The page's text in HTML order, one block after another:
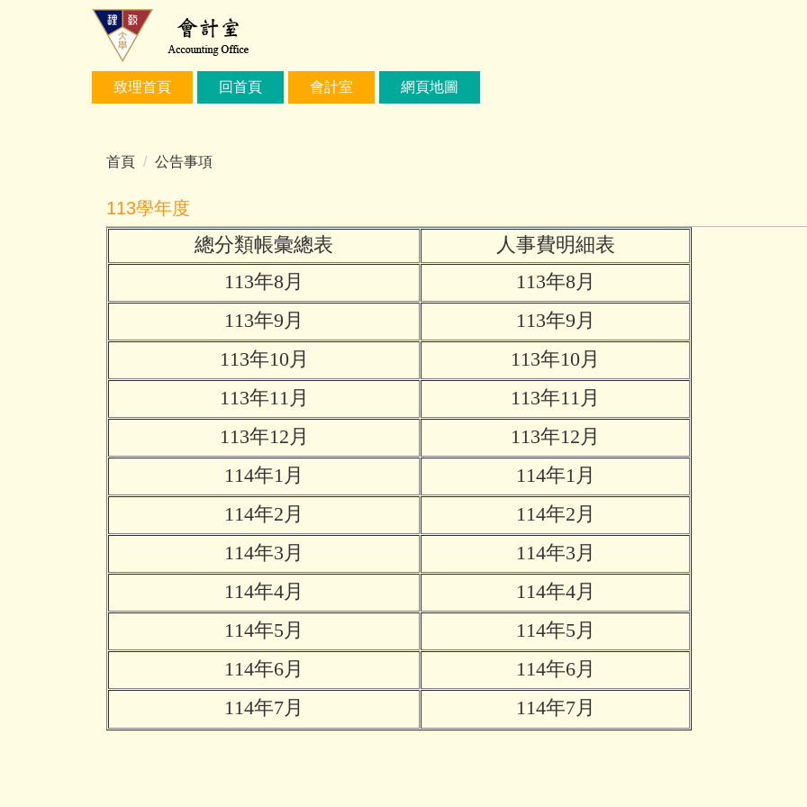
致理首頁 回首頁 會計室 網頁地圖
首頁 公告事項
113學年度
總分類帳彙總表
人事費明細表
113年8月
113年8月
113年9月
113年9月
113年10月
113年10月
113年11月
113年11月
113年12月
113年12月
114年1月
114年1月
114年2月
114年2月
114年3月
114年3月
114年4月
114年4月
114年5月
114年5月
114年6月
114年6月
114年7月
114年7月